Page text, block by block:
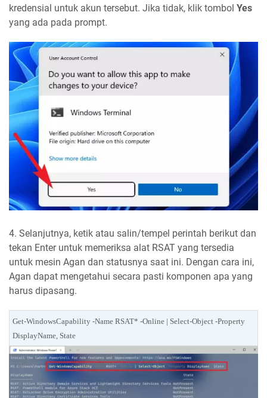
kredensial untuk akun tersebut. Jika tidak, klik tombol Yes
yang ada pada prompt.
4. Selanjutnya, ketik atau salin/tempel perintah berikut dan
tekan Enter untuk memeriksa alat RSAT yang tersedia
untuk mesin Agan dan statusnya saat ini. Dengan cara ini,
Agan dapat mengetahui secara pasti komponen apa yang
harus dipasang.
Get-WindowsCapability -Name RSAT* -Online | Select-Object -Property
DisplayName, State